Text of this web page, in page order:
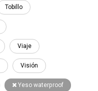
Tobillo
Viaje
Visión
Yeso waterproof